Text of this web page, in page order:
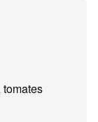
tomates